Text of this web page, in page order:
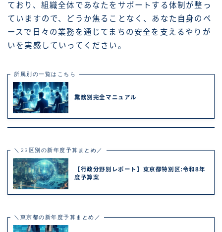
ており、組織全体であなたをサポートする体制が整っ
ていますので、どうか焦ることなく、あなた自身のペ
ースで日々の業務を通じてまちの安全を支えるやりが
いを実感していってください。
所属別の一覧はこちら
業務別完全マニュアル
＼23区別の新年度予算まとめ／
【行政分野別レポート】東京都特別区:令和8年
度予算案
＼東京都の新年度予算まとめ／